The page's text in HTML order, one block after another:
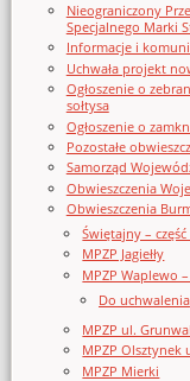
Nieograniczony
Specjalnego Marki
Informacje i
Uchwała projekt
Ogłoszenie o
sołtysa
Ogłoszenie o
Pozostałe
Samorząd
Obwieszczenia
Obwieszczenia
Świętajny – część
MPZP Jagiełły
MPZP Waplewo –
Do uchwalenia
MPZP ul.
MPZP Olsztynek
MPZP Mierki